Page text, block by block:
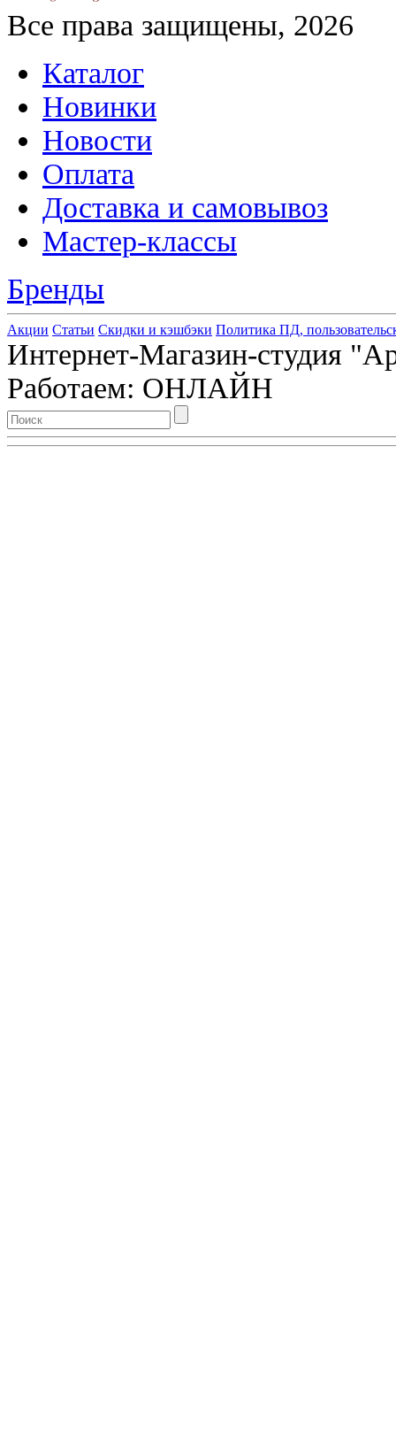
Все права защищены, 2026
Каталог
Новинки
Новости
Оплата
Доставка и самовывоз
Мастер-классы
Бренды
Акции Статьи Скидки и кэшбэки Политика ПД,
Интернет-Магазин-студия
Работаем: ОНЛАЙН